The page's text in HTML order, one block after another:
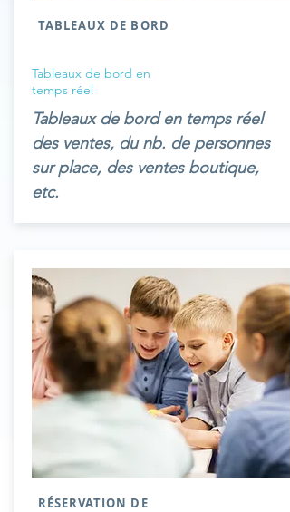
TABLEAUX DE BORD
Tableaux de bord en
temps réel
Tableaux de bord en temps réel
des ventes, du nb. de personnes
sur place, des ventes boutique,
etc.
RÉSERVATION DE